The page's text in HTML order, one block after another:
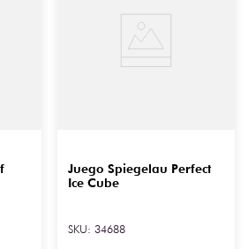
Juego Spiegelau Perfect
Ice Cube
SKU: 34688